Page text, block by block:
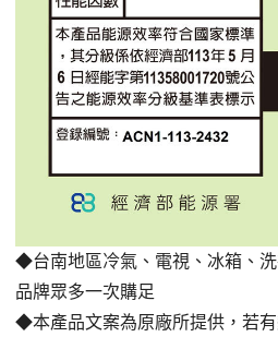
◆台南地區冷氣、電視、冰箱、
品牌眾多一次購足
◆本產品文案為原廠所提供，若